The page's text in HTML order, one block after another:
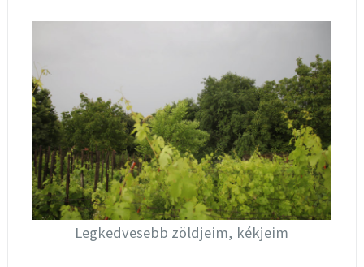
Legkedvesebb zöldjeim, kékjeim